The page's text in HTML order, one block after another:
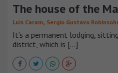
The house of the
Luis Caram, Sergio Gustavo
It’s a permanent lodging,
district, which is [...]